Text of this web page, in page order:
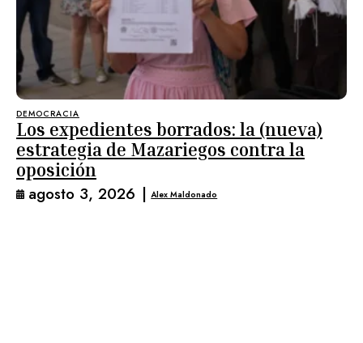
DEMOCRACIA
Los expedientes borrados: la (nueva)
estrategia de Mazariegos contra la
oposición
agosto 3, 2026 | Alex Maldonado